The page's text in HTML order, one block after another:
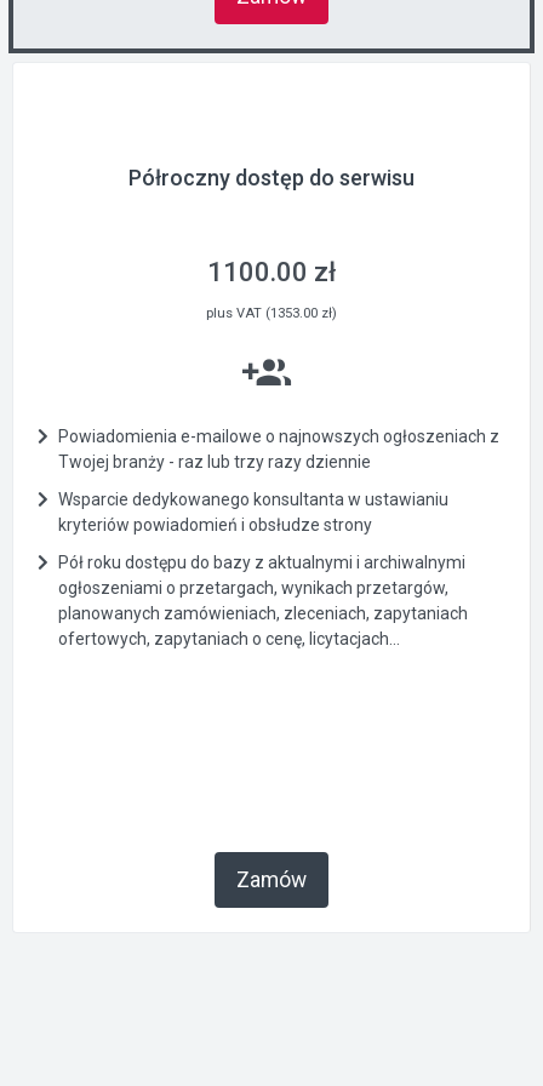
Półroczny dostęp do serwisu
1100.00 zł
plus VAT (1353.00 zł)
Powiadomienia e-mailowe o najnowszych ogłoszeniach z
Twojej branży - raz lub trzy razy dziennie
Wsparcie dedykowanego konsultanta w ustawianiu
kryteriów powiadomień i obsłudze strony
Pół roku dostępu do bazy z aktualnymi i archiwalnymi
ogłoszeniami o przetargach, wynikach przetargów,
planowanych zamówieniach, zleceniach, zapytaniach
ofertowych, zapytaniach o cenę, licytacjach...
Zamów